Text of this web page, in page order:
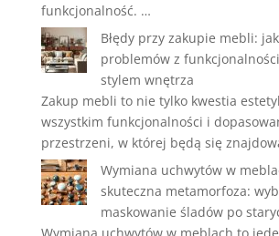
funkcjonalność. …
Błędy przy zakupie mebli:
problemów z
stylem wnętrza
Zakup mebli to nie tylko kwestia
wszystkim funkcjonalności i
przestrzeni, w której będą się
Wymiana uchwytów w
skuteczna metamorfoza:
maskowanie śladów po